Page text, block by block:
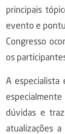
principais
evento e
Congresso
os
A especialista
dúvidas e
atualizações